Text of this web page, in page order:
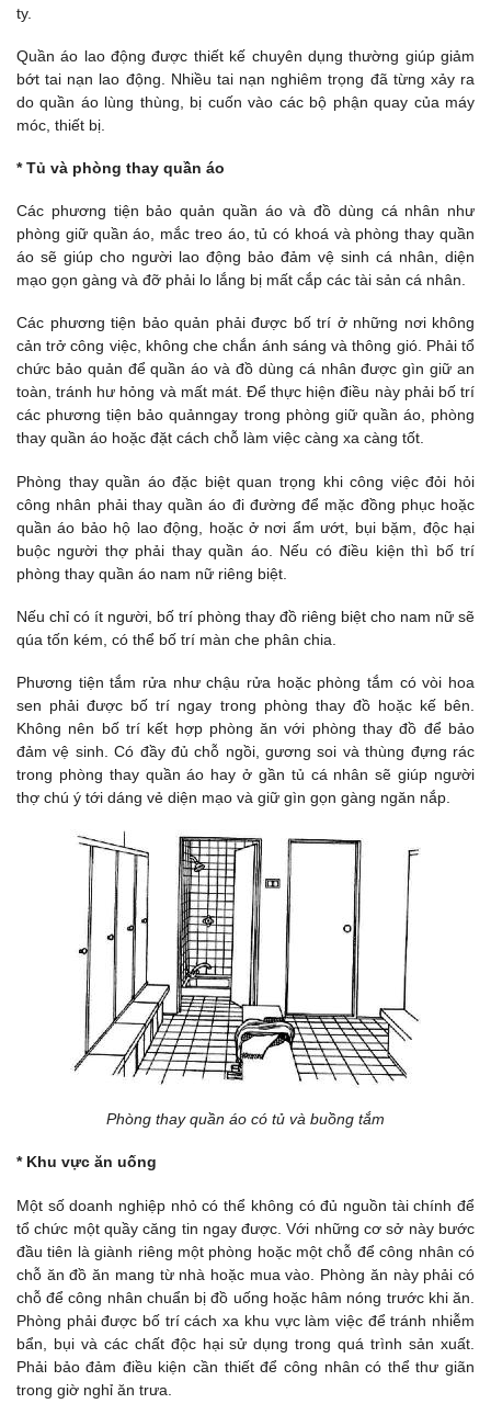
ty.
Quần áo lao động được thiết kế chuyên dụng thường giúp giảm
bớt tai nạn lao động. Nhiều tai nạn nghiêm trọng đã từng xảy ra
do quần áo lùng thùng, bị cuốn vào các bộ phận quay của máy
móc, thiết bị.
* Tủ và phòng thay quần áo
Các phương tiện bảo quản quần áo và đồ dùng cá nhân như
phòng giữ quần áo, mắc treo áo, tủ có khoá và phòng thay quần
áo sẽ giúp cho người lao động bảo đảm vệ sinh cá nhân, diện
mạo gọn gàng và đỡ phải lo lắng bị mất cắp các tài sản cá nhân.
Các phương tiện bảo quản phải được bố trí ở những nơi không
cản trở công việc, không che chắn ánh sáng và thông gió. Phải tổ
chức bảo quản để quần áo và đồ dùng cá nhân được gìn giữ an
toàn, tránh hư hỏng và mất mát. Để thực hiện điều này phải bố trí
các phương tiện bảo quảnngay trong phòng giữ quần áo, phòng
thay quần áo hoặc đặt cách chỗ làm việc càng xa càng tốt.
Phòng thay quần áo đặc biệt quan trọng khi công việc đỏi hỏi
công nhân phải thay quần áo đi đường để mặc đồng phục hoặc
quần áo bảo hộ lao động, hoặc ở nơi ẩm ướt, bụi bặm, độc hại
buộc người thợ phải thay quần áo. Nếu có điều kiện thì bố trí
phòng thay quần áo nam nữ riêng biệt.
Nếu chỉ có ít người, bố trí phòng thay đồ riêng biệt cho nam nữ sẽ
qúa tốn kém, có thể bố trí màn che phân chia.
Phương tiện tắm rửa như chậu rửa hoặc phòng tắm có vòi hoa
sen phải được bố trí ngay trong phòng thay đồ hoặc kế bên.
Không nên bố trí kết hợp phòng ăn với phòng thay đồ để bảo
đảm vệ sinh. Có đầy đủ chỗ ngồi, gương soi và thùng đựng rác
trong phòng thay quần áo hay ở gần tủ cá nhân sẽ giúp người
thợ chú ý tới dáng vẻ diện mạo và giữ gìn gọn gàng ngăn nắp.
Phòng thay quần áo có tủ và buồng tắm
* Khu vực ăn uống
Một số doanh nghiệp nhỏ có thể không có đủ nguồn tài chính để
tổ chức một quầy căng tin ngay được. Với những cơ sở này bước
đầu tiên là giành riêng một phòng hoặc một chỗ để công nhân có
chỗ ăn đồ ăn mang từ nhà hoặc mua vào. Phòng ăn này phải có
chỗ để công nhân chuẩn bị đồ uống hoặc hâm nóng trước khi ăn.
Phòng phải được bố trí cách xa khu vực làm việc để tránh nhiễm
bẩn, bụi và các chất độc hại sử dụng trong quá trình sản xuất.
Phải bảo đảm điều kiện cần thiết để công nhân có thể thư giãn
trong giờ nghỉ ăn trưa.